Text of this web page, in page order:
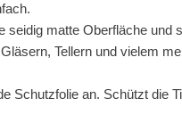
matte Oberfläche
Tellern und vielem
Schutzfolie an. Schützt die